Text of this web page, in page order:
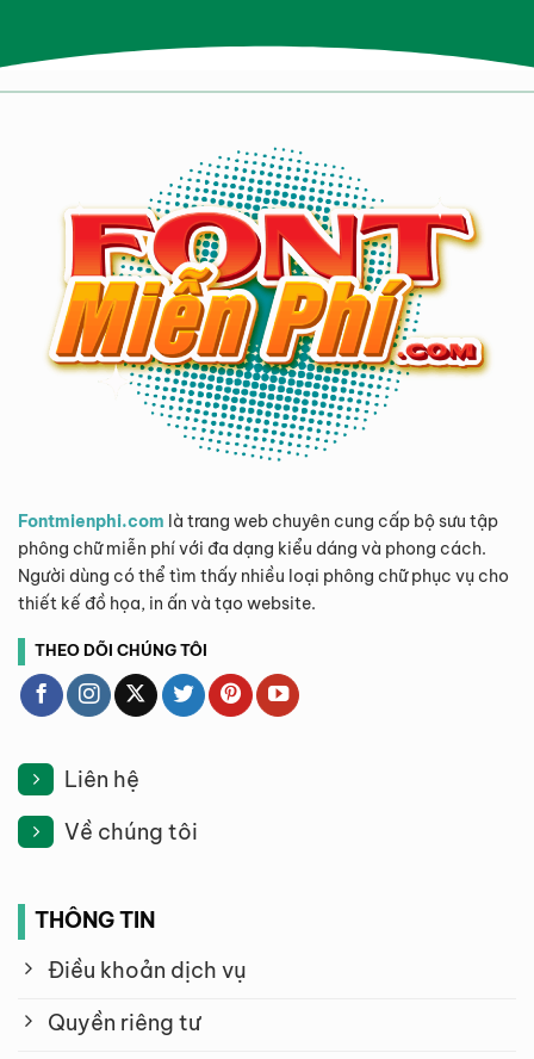
Fontmienphi.com là trang web chuyên cung cấp bộ sưu tập
phông chữ miễn phí với đa dạng kiểu dáng và phong cách.
Người dùng có thể tìm thấy nhiều loại phông chữ phục vụ cho
thiết kế đồ họa, in ấn và tạo website.
THEO DÕI CHÚNG TÔI
Liên hệ
Về chúng tôi
THÔNG TIN
Điều khoản dịch vụ
Quyền riêng tư